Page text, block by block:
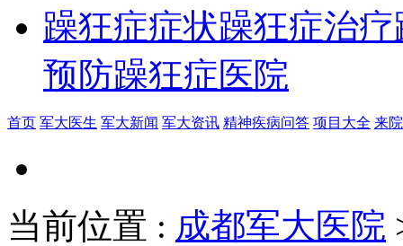
躁狂症症状躁狂症治疗
预防躁狂症医院
首页 军大医生 军大新闻 军大资讯 精神疾病问答 项目大全 来
当前位置 : 成都军大医院